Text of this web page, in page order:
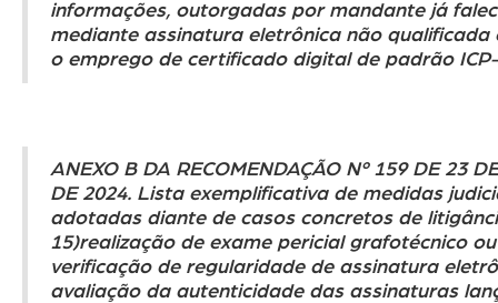
informações, outorgadas por mandante já
mediante assinatura eletrônica não qualificada
o emprego de certificado digital de padrão
ANEXO B DA RECOMENDAÇÃO Nº 159 DE 23
DE 2024. Lista exemplificativa de medidas
adotadas diante de casos concretos de
15)realização de exame pericial grafotécnico
verificação de regularidade de assinatura
avaliação da autenticidade das assinaturas